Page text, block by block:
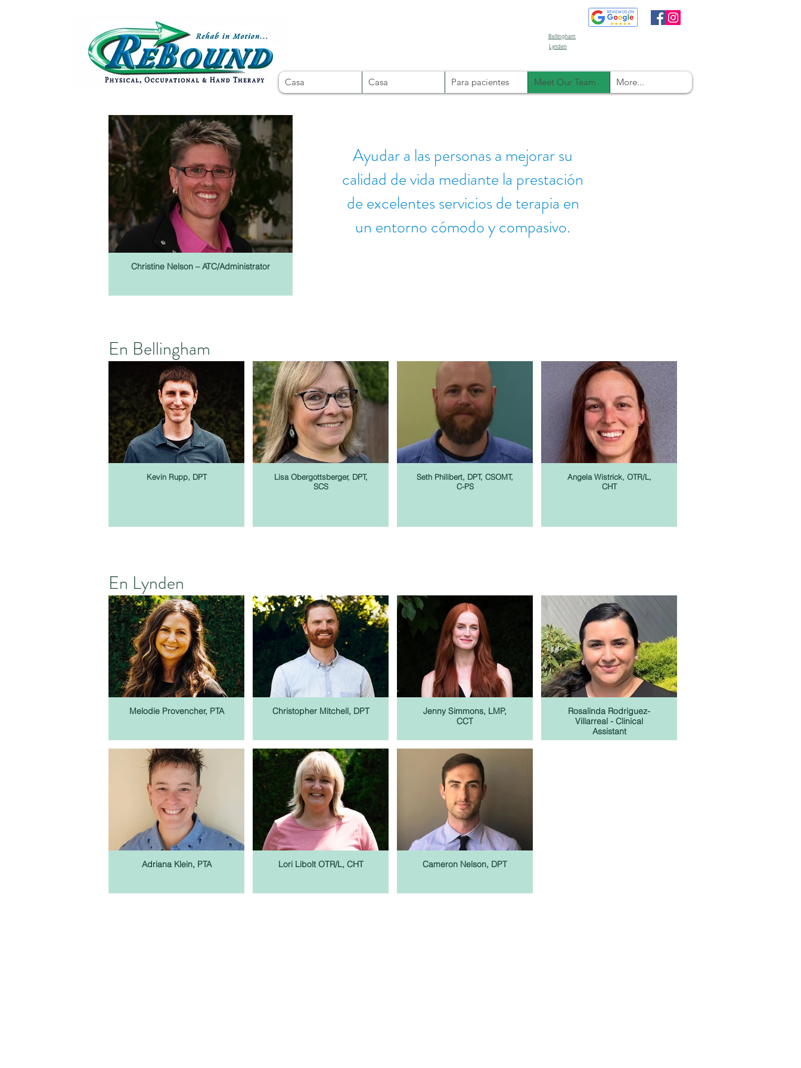
Casa Casa Para pacientes Meet Our Team More...
Bellingham
Lynden
Ayudar a las personas a mejorar su
calidad de vida mediante la prestación
de excelentes servicios de terapia en
un entorno cómodo y compasivo.
Christine Nelson – ATC/Administrator
En Bellingham
Kevin Rupp, DPT
Lisa Obergottsberger, DPT,
SCS
Seth Philibert, DPT, CSOMT,
C-PS
Angela Wistrick, OTR/L,
CHT
En Lynden
Melodie Provencher, PTA Christopher Mitchell, DPT
Jenny Simmons, LMP,
CCT
Rosalinda Rodriguez-
Villarreal - Clinical
Assistant
Adriana Klein, PTA Lori Libolt OTR/L, CHT Cameron Nelson, DPT